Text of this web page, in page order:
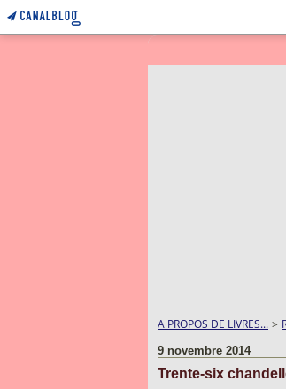
A PROPOS DE LIVRES... >
9 novembre 2014
Trente-six